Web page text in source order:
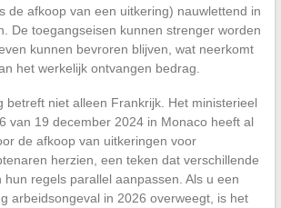
de afkoop van een uitkering) nauwlettend in
De toegangseisen kunnen strenger worden
kunnen bevroren blijven, wat neerkomt
het werkelijk ontvangen bedrag.
betreft niet alleen Frankrijk. Het ministerieel
van 19 december 2024 in Monaco heeft al
de afkoop van uitkeringen voor
herzien, een teken dat verschillende
hun regels parallel aanpassen. Als u een
arbeidsongeval in 2026 overweegt, is het